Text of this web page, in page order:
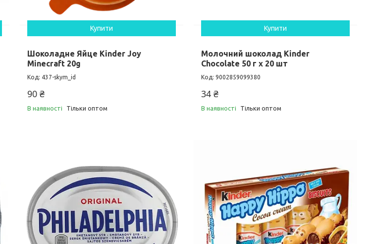
Купити
Шоколадне Яйце Kinder Joy
Minecraft 20g
437-skym_id
90 ₴
В наявності Тільки оптом
Купити
Молочний шоколад Kinder
Chocolate 50 г х 20 шт
9002859099380
34 ₴
В наявності Тільки оптом